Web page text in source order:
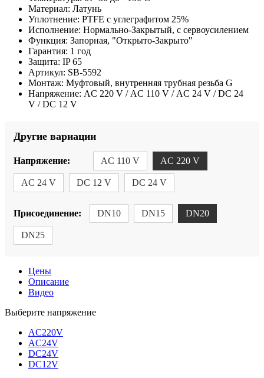
Материал: Латунь
Уплотнение: PTFE с углеграфитом 25%
Исполнение: Нормально-Закрытый, с сервоусилением
Функция: Запорная, "Открыто-Закрыто"
Гарантия: 1 год
Защита: IP 65
Артикул: SB-5592
Монтаж: Муфтовый, внутренняя трубная резьба G
Напряжение: AC 220 V / AC 110 V / AC 24 V / DC 24
V / DC 12 V
Другие вариации
Напряжение: AC 110 V AC 220 V
AC 24 V DC 12 V DC 24 V
Присоединение: DN10 DN15 DN20
DN25
Цены
Описание
Видео
Выберите напряжение
AC220V
AC24V
DC24V
DC12V